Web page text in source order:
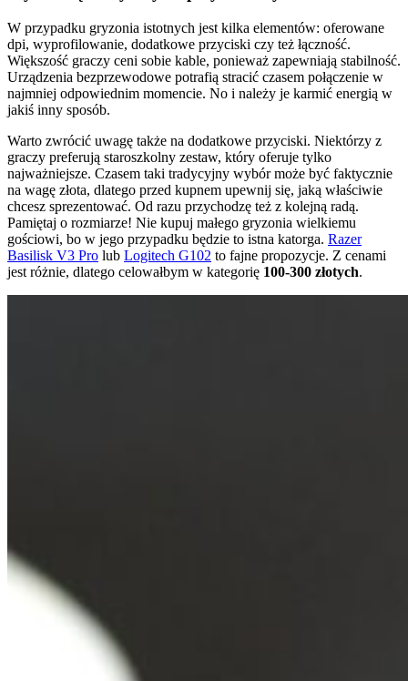
W przypadku gryzonia istotnych jest kilka elementów: oferowane
dpi, wyprofilowanie, dodatkowe przyciski czy też łączność.
Większość graczy ceni sobie kable, ponieważ zapewniają stabilność.
Urządzenia bezprzewodowe potrafią stracić czasem połączenie w
najmniej odpowiednim momencie. No i należy je karmić energią w
jakiś inny sposób.
Warto zwrócić uwagę także na dodatkowe przyciski. Niektórzy z
graczy preferują staroszkolny zestaw, który oferuje tylko
najważniejsze. Czasem taki tradycyjny wybór może być faktycznie
na wagę złota, dlatego przed kupnem upewnij się, jaką właściwie
chcesz sprezentować. Od razu przychodzę też z kolejną radą.
Pamiętaj o rozmiarze! Nie kupuj małego gryzonia wielkiemu
gościowi, bo w jego przypadku będzie to istna katorga. Razer
Basilisk V3 Pro lub Logitech G102 to fajne propozycje. Z cenami
jest różnie, dlatego celowałbym w kategorię 100-300 złotych.